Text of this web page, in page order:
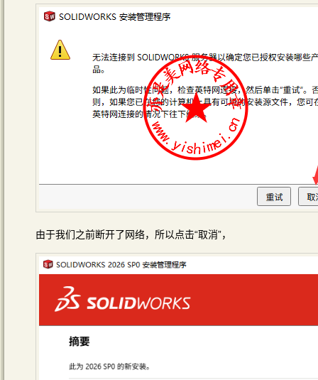
由于我们之前断开了网络，所以点击“取消”，